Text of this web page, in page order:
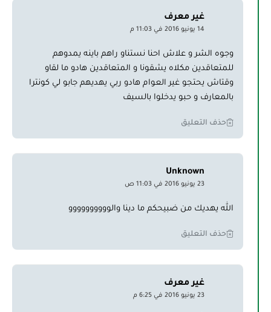
غير معرف
14 يونيو 2016 في 11:03 م
وجوه الشر و علاش احنا نستناو راهم باينه يمدوهم
للمتعاقدين مكلاه يشقونا و المتعاقدين هادو ما لقاو
وقتاش يحتجو غير العوام هادو ربي يهديهم جابو لي كونترا
بالمعارف و حبو يدخلوا بالسيف
حذف التعليق
Unknown
23 يونيو 2016 في 11:03 ص
الله يهديك من ضبيحكم ما دينا والوووووووووو
حذف التعليق
غير معرف
23 يونيو 2016 في 6:25 م